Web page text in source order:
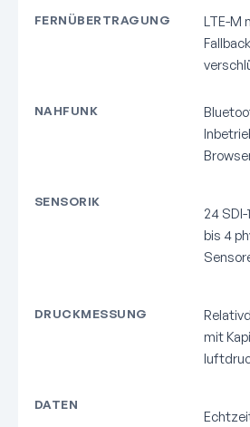
FERNÜBERTRAGUNG
LTE-M
NAHFUNK
SENSORIK
24 SDI-
bis 4
DRUCKMESSUNG
mit
DATEN